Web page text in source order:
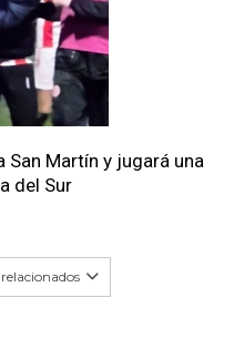
San Martín y jugará una
del Sur